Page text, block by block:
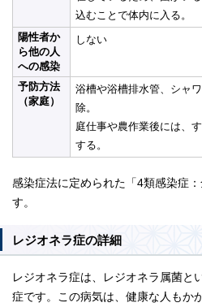
込むことで体内に入る。
陽性者か
ら他の人
への感染
しない
予防方法
（家庭）
浴槽や浴槽排水管、シャ
除。
庭仕事や農作業後には、
する。
感染症法に定められた「4類感染症
す。
レジオネラ症の詳細
レジオネラ症は、レジオネラ属菌と
症です。この病気は、健康な人もか